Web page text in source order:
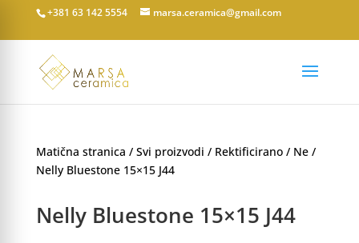
+381 63 142 5554 marsa.ceramica@gmail.com
Matična stranica / Svi proizvodi / Rektificirano/ Ne/
Nelly Bluestone 15×15 J44
Nelly Bluestone 15×15 J44